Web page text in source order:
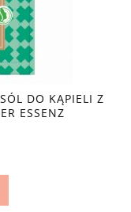
DO KĄPIELI Z
ESSENZ